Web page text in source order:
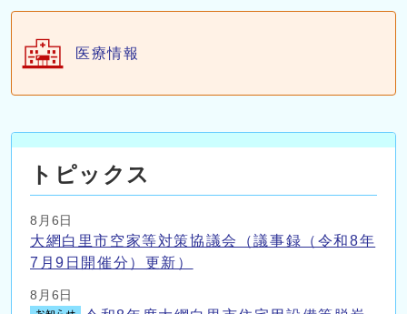
医療情報
トピックス
8月6日
大網白里市空家等対策協議会（議事録（令和8年
7月9日開催分）更新）
8月6日